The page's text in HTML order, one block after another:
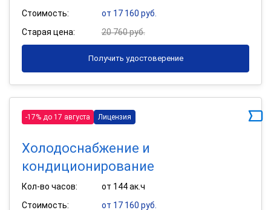
Стоимость:
от 17 160 руб.
Старая цена:
20 760 руб.
Получить удостоверение
-17% до 17 августа Лицензия
Холодоснабжение и
кондиционирование
Кол-во часов:
от 144 ак.ч
Стоимость:
от 17 160 руб.